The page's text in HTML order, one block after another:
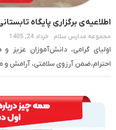
اطلاعیه‌ی برگزاری پایگاه
مجموعه مدارس سلام خرداد 24, 1405
اولیای گرامی، دانش‌آموزان عزیز
احترام،ضمن آرزوی سلامتی، آرامش و